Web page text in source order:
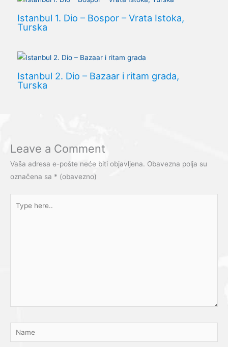
Istanbul 1. Dio – Bospor – Vrata Istoka,
Turska
Istanbul 2. Dio – Bazaar i ritam grada,
Turska
Leave a Comment
Vaša adresa e-pošte neće biti objavljena. Obavezna polja su
označena sa * (obavezno)
here..
Name